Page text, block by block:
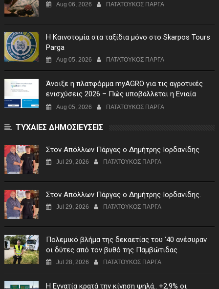
Aug 06, 2026 ΠΑΤΑΤΟΥΚΟΣ ΠΑΡΓΑ
Η Καινοτομία στα ταξίδια μόνο στο Skarpos Tours
Parga
Aug 05, 2026 ΠΑΤΑΤΟΥΚΟΣ ΠΑΡΓΑ
Άνοιξε η πλατφόρμα myAGRO για τις αγροτικές
ενισχύσεις 2026 – Πώς υποβάλλεται η Ενιαία
Αίτηση Ενίσχυσης
Aug 05, 2026 ΠΑΤΑΤΟΥΚΟΣ ΠΑΡΓΑ
ΤΥΧΑΙΕΣ ΔΗΜΟΣΙΕΥΣΕΙΣ
Στον Απόλλων Πάργας ο Δημήτρης Ιορδανίδης
Jul 29, 2026 ΠΑΤΑΤΟΥΚΟΣ ΠΑΡΓΑ
Στον Απόλλων Πάργας ο Δημήτρης Ιορδανίδης.
Jul 29, 2026 ΠΑΤΑΤΟΥΚΟΣ ΠΑΡΓΑ
Πολεμικό βλήμα της δεκαετίας του ’40 ανέσυραν
οι δύτες από τον βυθό της Παμβώτιδας
Jul 28, 2026 ΠΑΤΑΤΟΥΚΟΣ ΠΑΡΓΑ
Η Εγνατία κρατά την κίνηση ψηλά.. +2,9% οι